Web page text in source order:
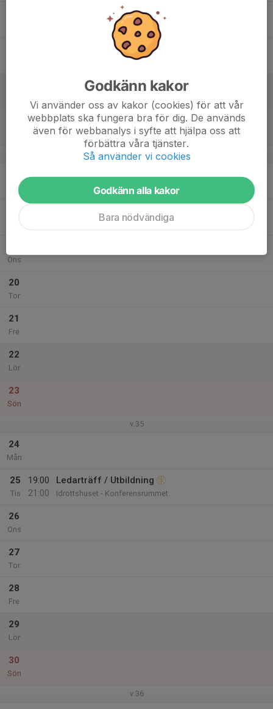
v.34
Mån
Ons
20
Tor
21
Fre
22
Lör
23
Sön
v.35
24
Mån
25
Tis
19:00
21:00
Ledarträff / Utbildning
Idrottshuset - Konferensrummet
26
Ons
27
Tor
28
Fre
29
Lör
30
Sön
v.36
Godkänn kakor
Vi använder oss av kakor (cookies) för att vår
webbplats ska fungera bra för dig. De används
även för webbanalys i syfte att hjälpa oss att
förbättra våra tjänster.
Så använder vi cookies
Godkänn alla kakor
Bara nödvändiga